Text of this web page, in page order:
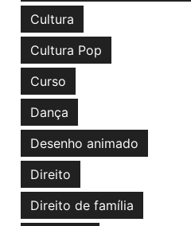
Cultura
Cultura Pop
Curso
Dança
Desenho animado
Direito
Direito de família